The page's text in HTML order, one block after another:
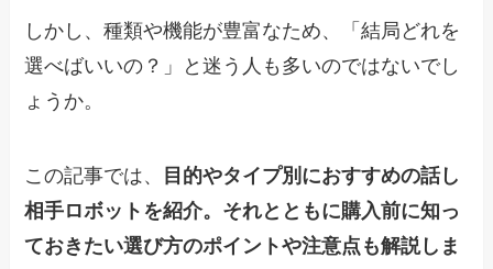
しかし、種類や機能が豊富なため、「結局どれを
選べばいいの？」と迷う人も多いのではないでし
ょうか。
この記事では、
目的やタイプ別におすすめの話し
相手ロボットを紹介。それとともに購入前に知っ
ておきたい選び方のポイントや注意点も解説しま